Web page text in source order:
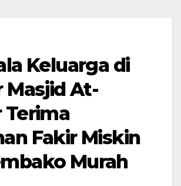
Keluarga di
Masjid At-
Terima
Fakir Miskin
Murah